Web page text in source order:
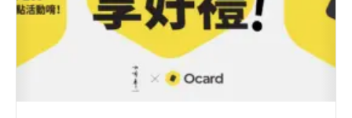
Ocard